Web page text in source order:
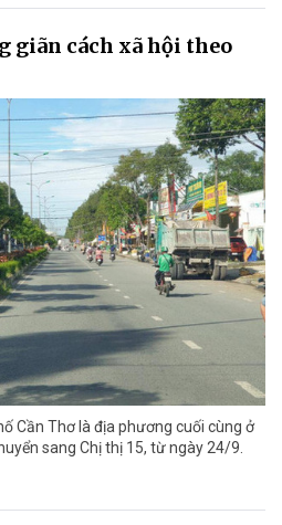
giãn cách xã hội theo
Cần Thơ là địa phương cuối cùng ở
sang Chị thị 15, từ ngày 24/9.